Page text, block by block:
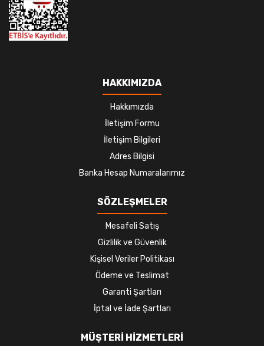
HAKKIMIZDA
Hakkımızda
İletişim Formu
İletişim Bilgileri
Adres Bilgisi
Banka Hesap Numaralarımız
SÖZLEŞMELER
Mesafeli Satış
Gizlilik ve Güvenlik
Kişisel Veriler Politikası
Ödeme ve Teslimat
Garanti Şartları
İptal ve İade Şartları
MÜŞTERİ HİZMETLERİ